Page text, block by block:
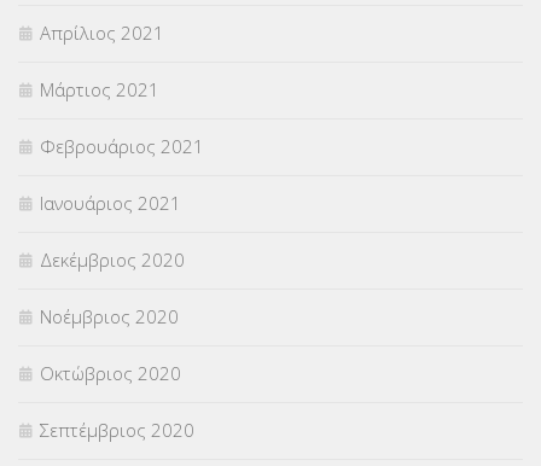
Απρίλιος 2021
Μάρτιος 2021
Φεβρουάριος 2021
Ιανουάριος 2021
Δεκέμβριος 2020
Νοέμβριος 2020
Οκτώβριος 2020
Σεπτέμβριος 2020